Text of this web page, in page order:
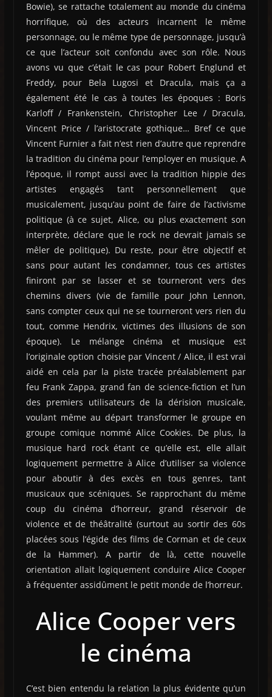
Bowie), se rattache totalement au monde du cinéma
horrifique, où des acteurs incarnent le même
personnage, ou le même type de personnage, jusqu’à
ce que l’acteur soit confondu avec son rôle. Nous
avons vu que c’était le cas pour Robert Englund et
Freddy, pour Bela Lugosi et Dracula, mais ça a
également été le cas à toutes les époques : Boris
Karloff / Frankenstein, Christopher Lee / Dracula,
Vincent Price / l’aristocrate gothique… Bref ce que
Vincent Furnier a fait n’est rien d’autre que reprendre
la tradition du cinéma pour l’employer en musique. A
l’époque, il rompt aussi avec la tradition hippie des
artistes engagés tant personnellement que
musicalement, jusqu’au point de faire de l’activisme
politique (à ce sujet, Alice, ou plus exactement son
interprète, déclare que le rock ne devrait jamais se
mêler de politique). Du reste, pour être objectif et
sans pour autant les condamner, tous ces artistes
finiront par se lasser et se tourneront vers des
chemins divers (vie de famille pour John Lennon,
sans compter ceux qui ne se tourneront vers rien du
tout, comme Hendrix, victimes des illusions de son
époque). Le mélange cinéma et musique est
l’originale option choisie par Vincent / Alice, il est vrai
aidé en cela par la piste tracée préalablement par
feu Frank Zappa, grand fan de science-fiction et l’un
des premiers utilisateurs de la dérision musicale,
voulant même au départ transformer le groupe en
groupe comique nommé Alice Cookies. De plus, la
musique hard rock étant ce qu’elle est, elle allait
logiquement permettre à Alice d’utiliser sa violence
pour aboutir à des excès en tous genres, tant
musicaux que scéniques. Se rapprochant du même
coup du cinéma d’horreur, grand réservoir de
violence et de théâtralité (surtout au sortir des 60s
placées sous l’égide des films de Corman et de ceux
de la Hammer). A partir de là, cette nouvelle
orientation allait logiquement conduire Alice Cooper
à fréquenter assidûment le petit monde de l’horreur.
Alice Cooper vers
le cinéma
C’est bien entendu la relation la plus évidente qu’un